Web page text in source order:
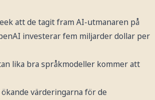
att de tagit fram AI-utmanaren på
investerar fem miljarder dollar per
lika bra språkmodeller kommer att
värderingarna för de